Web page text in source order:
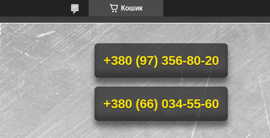
Кошик
+380 (97) 356-80-20
+380 (66) 034-55-60